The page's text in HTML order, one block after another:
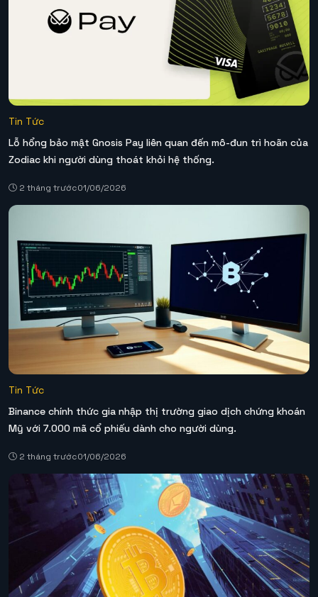
Tin Tức
Lỗ hổng bảo mật Gnosis Pay liên quan đến mô-đun trì hoãn của
Zodiac khi người dùng thoát khỏi hệ thống.
2 tháng trước01/06/2026
Tin Tức
Binance chính thức gia nhập thị trường giao dịch chứng khoán
Mỹ với 7.000 mã cổ phiếu dành cho người dùng.
2 tháng trước01/06/2026